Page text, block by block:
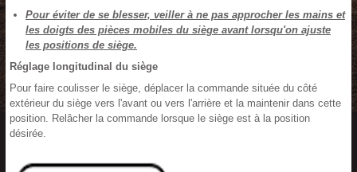
Pour éviter de se blesser, veiller à ne pas approcher les mains et
les doigts des pièces mobiles du siège avant lorsqu'on ajuste
les positions de siège.
Réglage longitudinal du siège
Pour faire coulisser le siège, déplacer la commande située du côté
extérieur du siège vers l'avant ou vers l'arrière et la maintenir dans cette
position. Relâcher la commande lorsque le siège est à la position
désirée.